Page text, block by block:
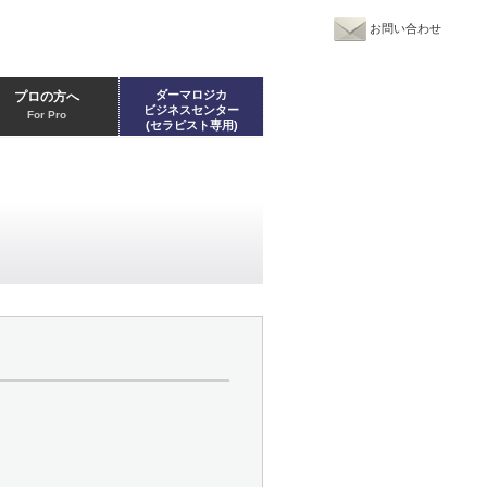
お問い合わせ
プロの方へ
For Pro
ダーマロジカ
ビジネスセンター
(セラピスト専用)